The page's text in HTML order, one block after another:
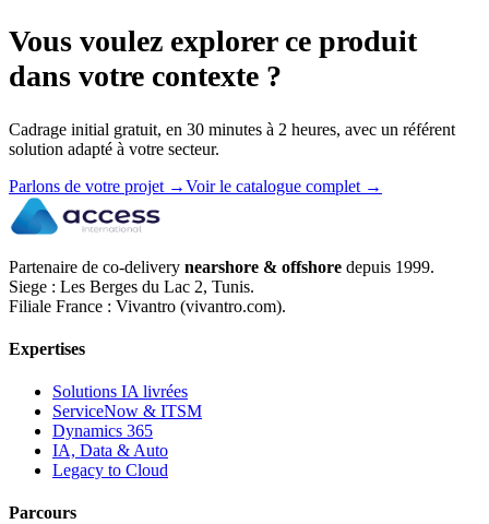
Vous voulez explorer ce produit
dans votre contexte ?
Cadrage initial gratuit, en 30 minutes à 2 heures, avec un référent
solution adapté à votre secteur.
Parlons de votre projet →Voir le catalogue complet →
Partenaire de co-delivery nearshore & offshore depuis 1999.
Siege : Les Berges du Lac 2, Tunis.
Filiale France : Vivantro (vivantro.com).
Expertises
Solutions IA livrées
ServiceNow & ITSM
Dynamics 365
IA, Data & Auto
Legacy to Cloud
Parcours